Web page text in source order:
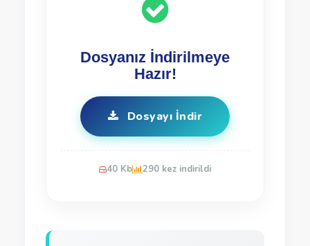
Dosyanız İndirilmeye
Hazır!
Dosyayı İndir
40 Kb 290 kez indirildi